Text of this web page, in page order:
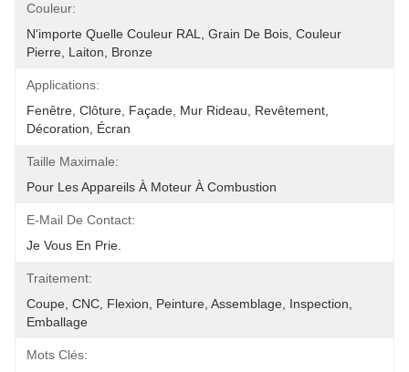
Couleur:
N'importe Quelle Couleur RAL, Grain De Bois, Couleur
Pierre, Laiton, Bronze
Applications:
Fenêtre, Clôture, Façade, Mur Rideau, Revêtement,
Décoration, Écran
Taille Maximale:
Pour Les Appareils À Moteur À Combustion
E-Mail De Contact:
Je Vous En Prie.
Traitement:
Coupe, CNC, Flexion, Peinture, Assemblage, Inspection,
Emballage
Mots Clés: